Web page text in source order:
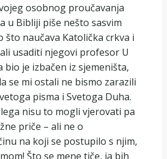
osobnog proučavanja
u Bibliji piše nešto sasvim
naučava Katolička crkva i
usaditi njegovi profesor U
bio je izbačen iz sjemeništa,
se mi ostali ne bismo zarazili
pisma i Svetoga Duha.
nisu to mogli vjerovati pa
priče – ali ne o
na koji se postupilo s njim,
Što se mene tiče, ja bih